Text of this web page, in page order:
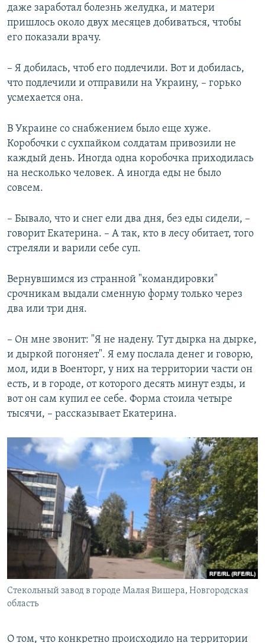
даже заработал болезнь желудка, и матери
пришлось около двух месяцев добиваться, чтобы
его показали врачу.
– Я добилась, чтоб его подлечили. Вот и добилась,
что подлечили и отправили на Украину, – горько
усмехается она.
В Украине со снабжением было еще хуже.
Коробочки с сухпайком солдатам привозили не
каждый день. Иногда одна коробочка приходилась
на несколько человек. А иногда еды не было
совсем.
– Бывало, что и снег ели два дня, без еды сидели, –
говорит Екатерина. – А так, кто в лесу обитает, того
стреляли и варили себе суп.
Вернувшимся из странной "командировки"
срочникам выдали сменную форму только через
два или три дня.
– Он мне звонит: "Я не надену. Тут дырка на дырке,
и дыркой погоняет". Я ему послала денег и говорю,
мол, иди в Военторг, у них на территории части он
есть, и в городе, от которого десять минут езды, и
вот он сам купил ее себе. Форма стоила четыре
тысячи, – рассказывает Екатерина.
Стекольный завод в городе Малая Вишера, Новгородская
область
О том, что конкретно происходило на территории